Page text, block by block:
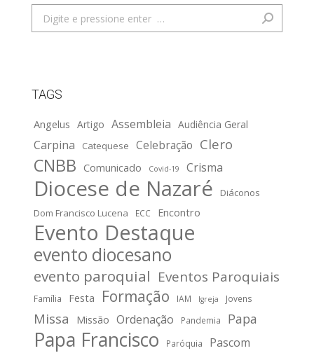
Search:
TAGS
Angelus Artigo Assembleia Audiência Geral
Carpina Catequese Celebração Clero
CNBB Comunicado Covid-19 Crisma
Diocese de Nazaré
Diáconos
Dom Francisco Lucena
ECC Encontro
Evento Destaque
evento diocesano
evento paroquial Eventos Paroquiais
Família Festa Formação IAM Igreja Jovens
Missa Missão Ordenação Pandemia Papa
Papa Francisco Paróquia
Pascom